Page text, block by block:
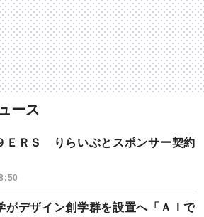
ース
ＥＲＳ りらいぶとスポンサー契約
がデザイン創学群を設置へ「ＡＩで